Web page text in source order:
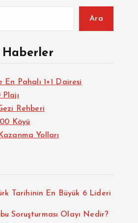
Ara
Haberler
En Pahalı 1+1 Dairesi
Plajı
Rehberi
Köyü
Yolları
Tarihinin En Büyük 6 Lideri
Soruşturması Olayı Nedir?